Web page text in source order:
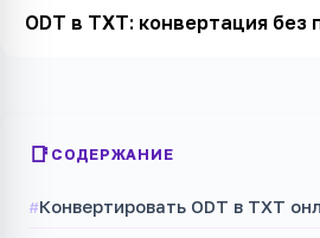
ODT в TXT: конвертация без
СОДЕРЖАНИЕ
Конвертировать ODT в TXT